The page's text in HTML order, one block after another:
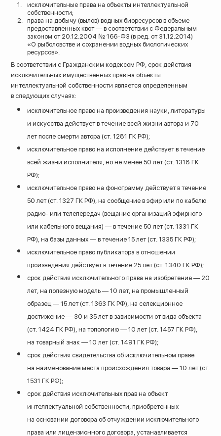
исключительные права на объекты интеллектуальной
собственности;
права на добычу (вылов) водных биоресурсов в объеме
предоставленных квот — в соответствии с Федеральным
законом от 20.12.2004 № 166-ФЗ (в ред. от 31.12.2014)
«О рыболовстве и сохранении водных биологических
ресурсов».
В соответствии с Гражданским кодексом РФ, срок действия
исключительных имущественных прав на объекты
интеллектуальной собственности является определенным
в следующих случаях:
исключительное право на произведения науки, литературы
и искусства действует в течение всей жизни автора и 70
лет после смерти автора (ст. 1281 ГК РФ);
исключительное право на исполнение действует в течение
всей жизни исполнителя, но не менее 50 лет (ст. 1318 ГК
РФ);
исключительное право на фонограмму действует в течение
50 лет (ст. 1327 ГК РФ), на сообщение в эфир или по кабелю
радио- или телепередач (вещание организаций эфирного
или кабельного вещания) — в течение 50 лет (ст. 1331 ГК
РФ), на базы данных — в течение 15 лет (ст. 1335 ГК РФ);
исключительное право публикатора в отношении
произведения действует в течение 25 лет (ст. 1340 ГК РФ);
срок действия исключительного права на изобретение — 20
лет, на полезную модель — 10 лет, на промышленный
образец — 15 лет (ст. 1363 ГК РФ), на селекционное
достижение — 30 и 35 лет в зависимости от вида объекта
(ст. 1424 ГК РФ), на топологию — 10 лет (ст. 1457 ГК РФ),
на товарный знак — 10 лет (ст. 1491 ГК РФ);
срок действия свидетельства об исключительном праве
на наименование места происхождения товара — 10 лет (ст.
1531 ГК РФ);
срок действия исключительных прав на объект
интеллектуальной собственности, приобретенных
на основании договора об отчуждении исключительного
права или лицензионного договора, устанавливается